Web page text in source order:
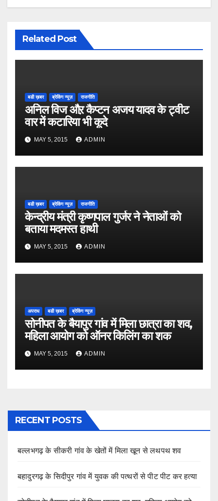
Related Post
बडी ख़बर ब्रेकिंग न्यूज़ राजनीति
अनिल विज औऱ कैप्टन अजय यादव के ट्वीट
वार में कटारिया भी कूदे
MAY 5, 2015 ADMIN
बडी ख़बर ब्रेकिंग न्यूज़ राजनीति
केन्द्रीय मंत्री कृष्णपाल गुर्जर ने नेताओं को
बताया मदमस्त हाथी
MAY 5, 2015 ADMIN
अपराध बडी ख़बर ब्रेकिंग न्यूज़
सोनीपत के बैयापुर गांव में मिला छात्रा का शव,
महिला आयोग को ऑनर किलिंग का शक
MAY 5, 2015 ADMIN
RECENT POSTS
बल्लभगढ़ के सीकरी गांव के खेतों में मिला खून से लथपथ शव
बहादुरगढ़ के सिदीपुर गांव में युवक की पत्थरों से पीट पीट कर हत्या